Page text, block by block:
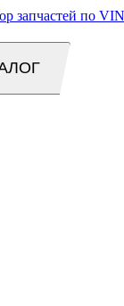
запчастей по